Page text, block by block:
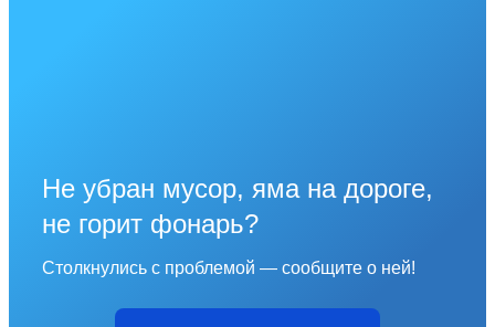
Не убран мусор, яма на дороге,
не горит фонарь?
Столкнулись с проблемой — сообщите о ней!